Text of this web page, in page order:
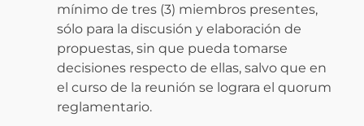
mínimo de tres (3) miembros presentes,
sólo para la discusión y elaboración de
propuestas, sin que pueda tomarse
decisiones respecto de ellas, salvo que en
el curso de la reunión se lograra el quorum
reglamentario.